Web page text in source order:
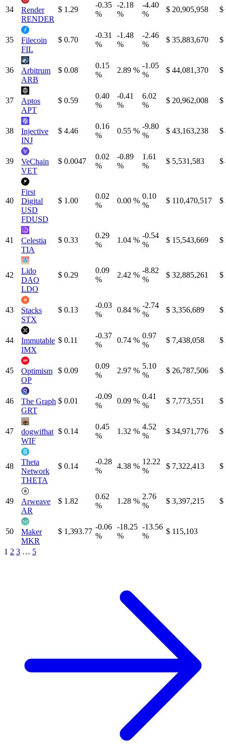
34
Render
RENDER
$ 1.29
-0.35
%
-2.18
%
-4.40
%
$ 20,905,958 $
35
Filecoin
FIL
$ 0.70
-0.31
%
-1.48
%
-2.46
%
$ 35,883,670 $
36
Arbitrum
ARB
$ 0.08
0.15
%
2.89 %
-1.05
%
$ 44,081,370 $
37
Aptos
APT
$ 0.59
0.40
%
-0.41
%
6.02
%
$ 20,962,008 $
38
Injective
INJ
$ 4.46
0.16
%
0.55 %
-9.80
%
$ 43,163,238 $
39
VeChain
VET
$ 0.0047
0.02
%
-0.89
%
1.61
%
$ 5,531,583 $
40
First
Digital
USD
FDUSD
$ 1.00
0.02
%
0.00 %
0.10
%
$ 110,470,517 $
41
Celestia
TIA
$ 0.33
0.29
%
1.04 %
-0.54
%
$ 15,543,669 $
42
Lido
DAO
LDO
$ 0.29
0.09
%
2.42 %
-8.82
%
$ 32,885,261 $
43
Stacks
STX
$ 0.13
-0.03
%
0.84 %
-2.74
%
$ 3,356,689 $
44
Immutable
IMX
$ 0.11
-0.37
%
0.74 %
0.97
%
$ 7,438,058 $
45
Optimism
OP
$ 0.09
0.09
%
2.97 %
5.10
%
$ 26,787,506 $
46
The Graph
GRT
$ 0.01
-0.09
%
0.09 %
0.41
%
$ 7,773,551 $
47
dogwifhat
WIF
$ 0.14
0.45
%
1.32 %
4.52
%
$ 34,971,776 $
48
Theta
Network
THETA
$ 0.14
-0.28
%
4.38 %
12.22
%
$ 7,322,413 $
49
Arweave
AR
$ 1.82
0.62
%
1.28 %
2.76
%
$ 3,397,215 $
50
Maker
MKR
$ 1,393.77
-0.06
%
-18.25
%
-13.56
%
$ 115,103
1 2 3 … 5